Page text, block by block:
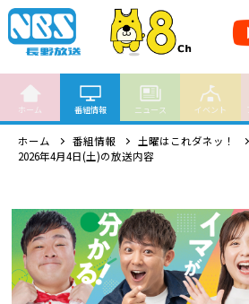
ホーム 番組情報 ニュース イベント
ホーム 番組情報 土曜はこれダネッ！
2026年4月4日(土)の放送内容